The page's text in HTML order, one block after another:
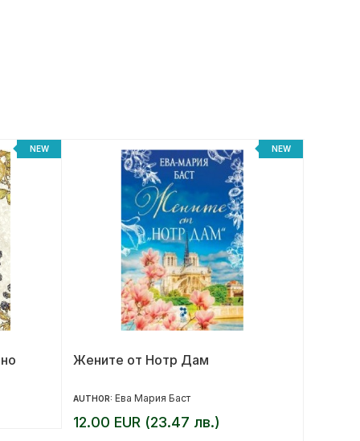
NEW NEW
Жените от Нотр Дам
AUTHOR: Ева Мария Баст
12.00 EUR (23.47 лв.)